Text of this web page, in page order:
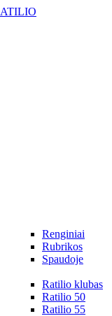
Renginiai
Rubrikos
Spaudoje
Ratilio klubas
Ratilio 50
Ratilio 55